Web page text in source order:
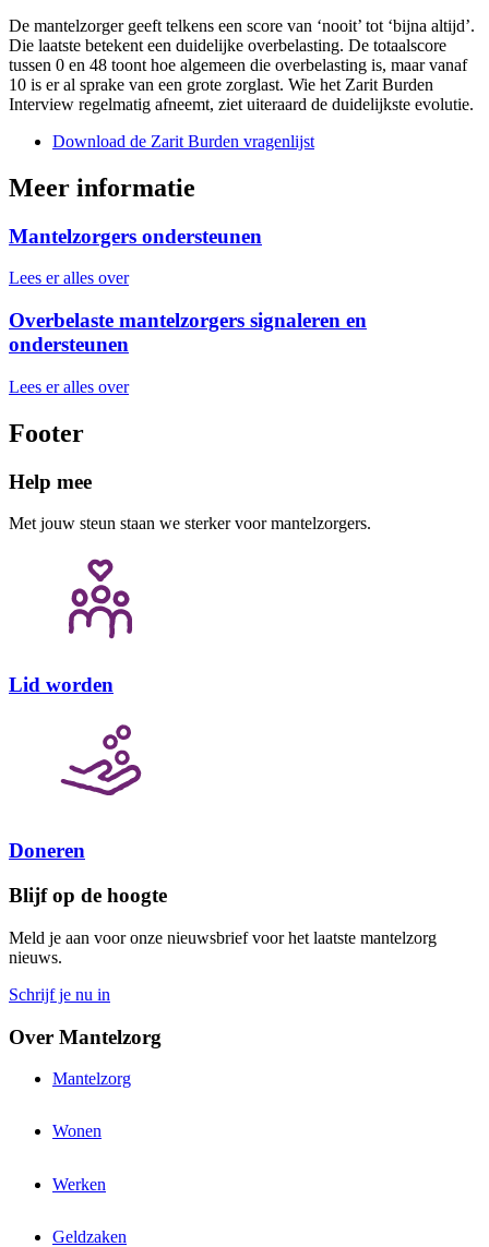
De mantelzorger geeft telkens een score van ‘nooit’ tot ‘bijna altijd’.
Die laatste betekent een duidelijke overbelasting. De totaalscore
tussen 0 en 48 toont hoe algemeen die overbelasting is, maar vanaf
10 is er al sprake van een grote zorglast. Wie het Zarit Burden
Interview regelmatig afneemt, ziet uiteraard de duidelijkste evolutie.
Download de Zarit Burden vragenlijst
Meer informatie
Mantelzorgers ondersteunen
Lees er alles over
Overbelaste mantelzorgers signaleren en
ondersteunen
Lees er alles over
Footer
Help mee
Met jouw steun staan we sterker voor mantelzorgers.
Lid worden
Doneren
Blijf op de hoogte
Meld je aan voor onze nieuwsbrief voor het laatste mantelzorg
nieuws.
Schrijf je nu in
Over Mantelzorg
Mantelzorg
Wonen
Werken
Geldzaken